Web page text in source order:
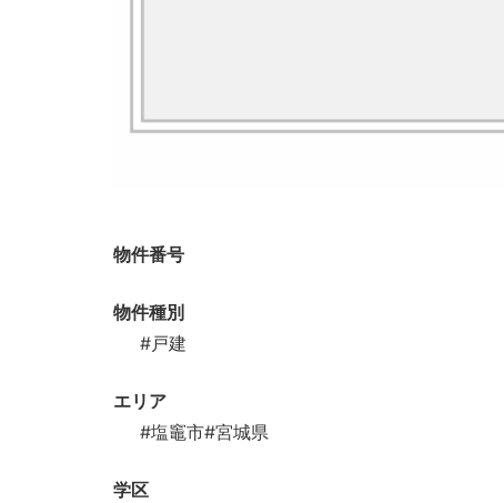
物件番号
物件種別
#戸建
エリア
#塩竈市#宮城県
学区